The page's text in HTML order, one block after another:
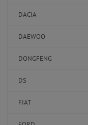
DACIA
DAEWOO
DONGFENG
DS
FIAT